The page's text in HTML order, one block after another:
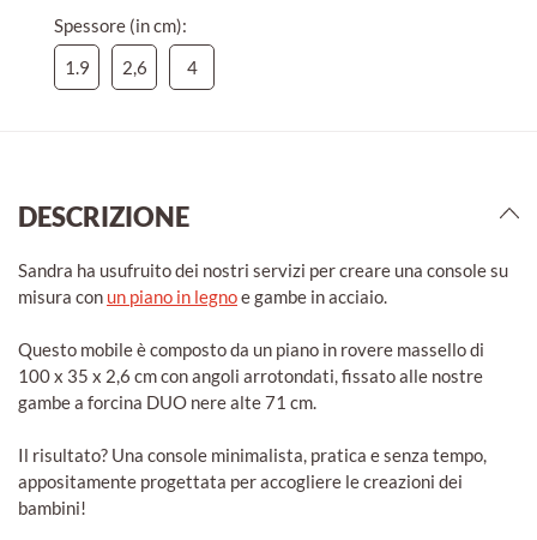
Spessore (in cm):
1.9
2,6 4
DESCRIZIONE
Sandra ha usufruito dei nostri servizi per creare una console su
misura con un piano in legnoe gambe in acciaio.
Questo mobile è composto da un piano in rovere massello di
100 x 35 x 2,6 cm con angoli arrotondati, fissato alle nostre
gambe a forcina DUO nere alte 71 cm.
Il risultato? Una console minimalista, pratica e senza tempo,
appositamente progettata per accogliere le creazioni dei
bambini!